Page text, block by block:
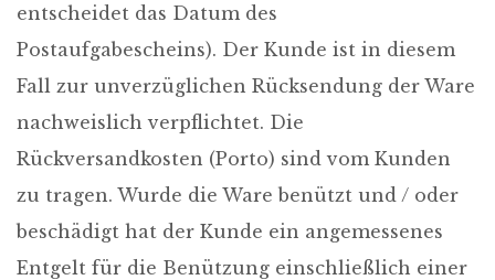
entscheidet das Datum des
Postaufgabescheins). Der Kunde ist in diesem
Fall zur unverzüglichen Rücksendung der Ware
nachweislich verpflichtet. Die
Rückversandkosten (Porto) sind vom Kunden
zu tragen. Wurde die Ware benützt und / oder
beschädigt hat der Kunde ein angemessenes
Entgelt für die Benützung einschließlich einer